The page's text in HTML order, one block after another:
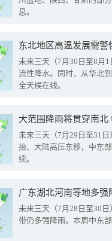
息。
东北地区高温发展需
未来三天（7月30日至8月
流性降水。同时，从华北
全天候在线。
大范围降雨将贯穿南
未来三天（7月29日至31
抬、大陆高压东移，中东
续。
广东湖北河南等地多
未来三天（7月28日至30
带仍多强降雨。本周中东